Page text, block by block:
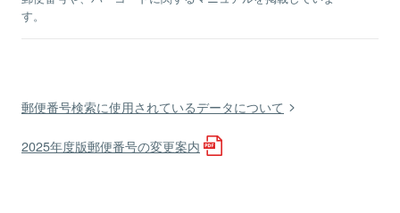
す。
郵便番号検索に使用されているデータについて
2025年度版郵便番号の変更案内